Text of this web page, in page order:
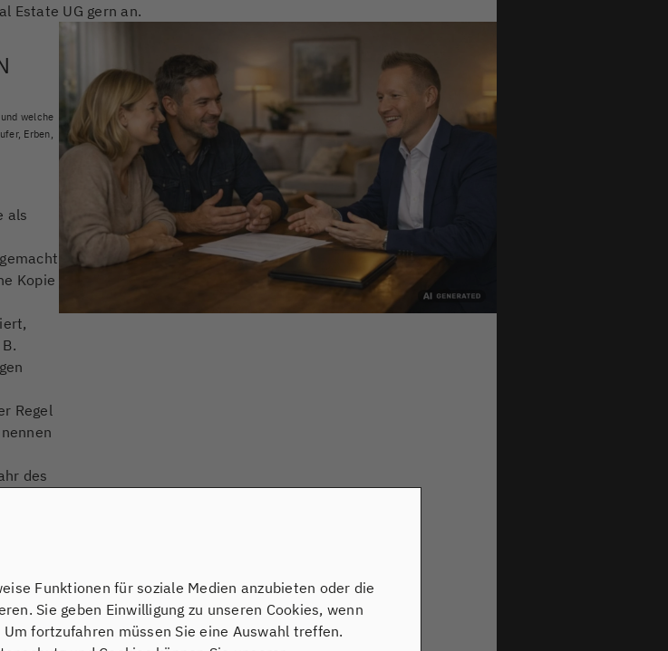
Estate UG gern an.
welche
Erben,
als
Kopie
Regel
des
– für
ist
Funktionen für soziale Medien anzubieten oder die
Sie geben Einwilligung zu unseren Cookies, wenn
fortzufahren müssen Sie eine Auswahl treffen.